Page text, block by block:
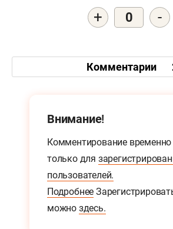
+ 0 -
Комментарии
Внимание!
Комментирование временно
только для
пользователей.
Подробнее
можно здесь.